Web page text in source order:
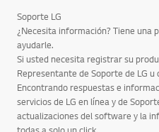
Soporte LG
¿Necesita información? Tiene una
ayudarle.
Si usted necesita registrar su
Representante de Soporte de LG
Encontrando respuestas e
servicios de LG en línea y de
actualizaciones del software y la